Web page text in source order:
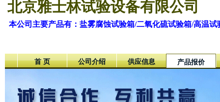
北京雅士林试验设备有限公司
本公司主要产品有：盐雾腐蚀试验箱/二氧化硫试验箱/高温
首 页 公司介绍 供应信息 产品报价